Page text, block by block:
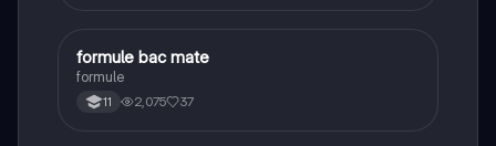
Matematică
formule bac mate
formule
11 2,075 37